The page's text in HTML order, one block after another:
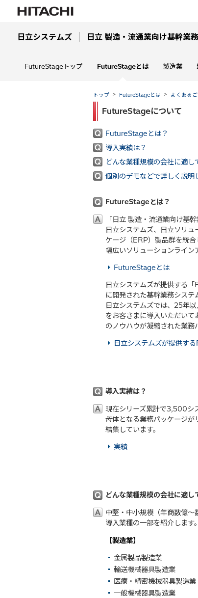
日立システムズ 日立 製造・流通業向け基幹
FutureStageトップ FutureStageとは 製造業
トップ FutureStageとは よくある
FutureStageについて
FutureStageとは？
導入実績は？
どんな業種規模の会社に適し
個別のデモなどで詳しく説明
FutureStageとは？
「日立 製造・流通業向け基
日立システムズ、日立ソリ
ケージ（ERP）製品群を統合
幅広いソリューションライン
FutureStageとは
日立システムズが提供する
に開発された基幹業務システ
日立システムズでは、25年
をお客さまに導入いただい
のノウハウが凝縮された業務
日立システムズが提供す
導入実績は？
現在シリーズ累計で3,500シ
母体となる業務パッケージ
結集しています。
実績
どんな業種規模の会社に適し
中堅・中小規模（年商数億～
導入業種の一部を紹介します。
【製造業】
金属製品製造業
輸送機械器具製造業
医療・精密機械器具製造業
一般機械器具製造業